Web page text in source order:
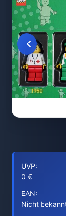
UVP:
0 €
EAN:
Nicht